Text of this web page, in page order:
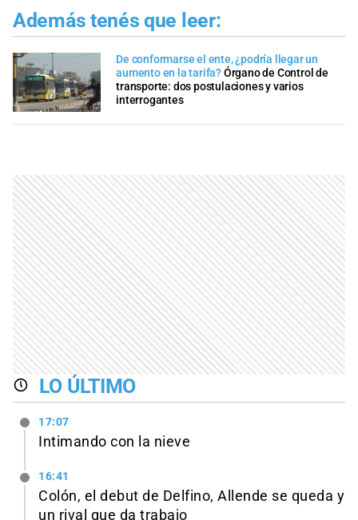
Además tenés que leer:
De conformarse el ente, ¿podría llegar un
aumento en la tarifa?Órgano de Control de
transporte: dos postulaciones y varios
interrogantes
LO ÚLTIMO
17:07
Intimando con la nieve
16:41
Colón, el debut de Delfino, Allende se queda y
un rival que da trabajo